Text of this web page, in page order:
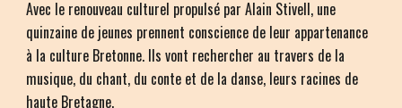
Avec le renouveau culturel propulsé par Alain Stivell, une
quinzaine de jeunes prennent conscience de leur appartenance
à la culture Bretonne. Ils vont rechercher au travers de la
musique, du chant, du conte et de la danse, leurs racines de
haute Bretagne.